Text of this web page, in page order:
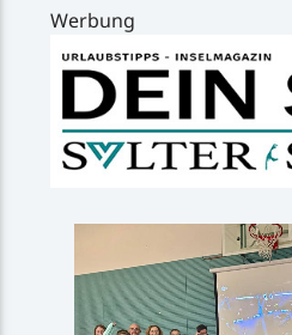
Werbung